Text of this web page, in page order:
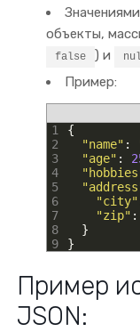
объекты,
false ) и
Пример:
1
2
3
4
5
6
7
8
9
{
"name" :
"age" :
"city"
"zip" :
}
}
Пример
JSON: